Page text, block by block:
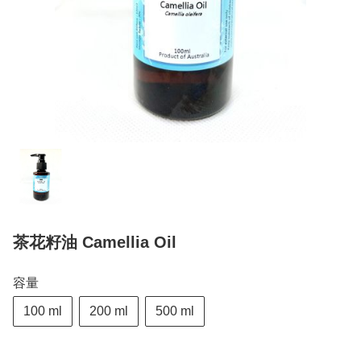
茶花籽油 Camellia Oil
容量
100 ml 200 ml 500 ml